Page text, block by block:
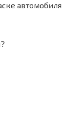
автомобиля